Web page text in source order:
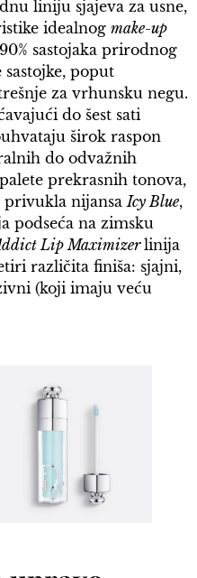
liniju sjajeva za usne,
idealnog make-up
sastojaka prirodnog
poput
za vrhunsku negu.
do šest sati
širok raspon
do odvažnih
prekrasnih tonova,
privukla nijansa Icy Blue,
podseća na zimsku
Lip Maximizerlinija
različita finiša: sjajni,
(koji imaju veću